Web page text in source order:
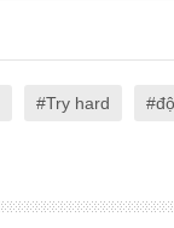
Try hard